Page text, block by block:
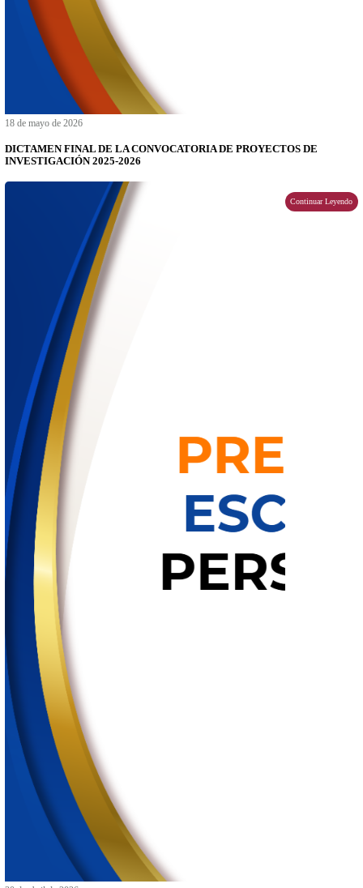
25 de junio de 2026
Reconocimiento a la Integridad en el Servicio Público,
año 2026, en el Centro de Enseñanza Técnica Industrial